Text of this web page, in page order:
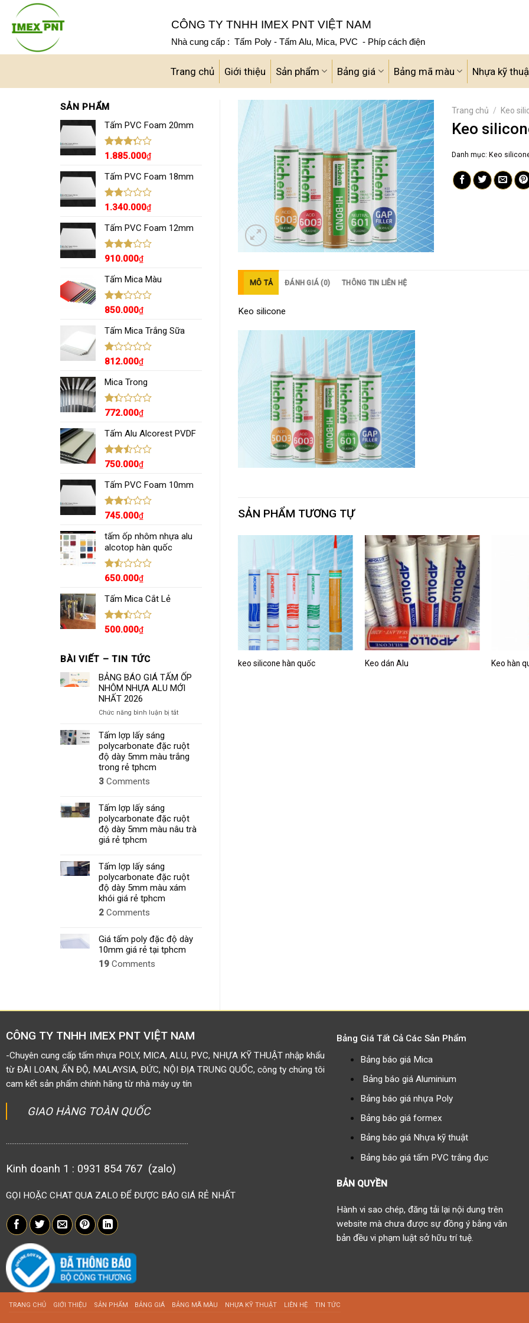
content
CÔNG TY TNHH IMEX PNT VIỆT NAM
Nhà cung cấp : Tấm Poly - Tấm Alu, Mica, PVC - Phíp cách điện
Trang chủ Giới thiệu Sản phẩm Bảng giá Bảng mã màu Nhựa kỹ
SẢN PHẨM
Tấm PVC Foam 20mm
Được
hạng
3.29
sao
1.885.000₫
Tấm PVC Foam 18mm
Được
hạng
1.80
5
sao
1.340.000₫
Tấm PVC Foam 12mm
Được
hạng
2.92
sao
910.000₫
Tấm Mica Màu
Được
hạng
2.15
5
sao
850.000₫
Tấm Mica Trắng Sữa
Được
hạng
5
sao
812.000₫
Mica Trong
Được
hạng
1.38
5
sao
772.000₫
Tấm Alu Alcorest PVDF
Được
hạng
2.46
5 sao
750.000₫
Tấm PVC Foam 10mm
Được
hạng
2.36
5 sao
745.000₫
tấm ốp nhôm nhựa alu
alcotop hàn quốc
Được
hạng
1.50
5
sao
650.000₫
Tấm Mica Cắt Lẻ
Được
2.43
500.000₫
BÀI VIẾT – TIN TỨC
BẢNG BÁO GIÁ TẤM ỐP
NHÔM NHỰA ALU MỚI
NHẤT 2026
Chức năng bình luận bị tắtở
GIÁ
TẤM
ỐP
2026
Tấm lợp lấy sáng
polycarbonate đặc ruột
độ dày 5mm màu trắng
trong rẻ tphcm
3 Comments
Tấm lợp lấy sáng
polycarbonate đặc ruột
độ dày 5mm màu nâu trà
giá rẻ tphcm
Tấm lợp lấy sáng
polycarbonate đặc ruột
độ dày 5mm màu xám
khói giá rẻ tphcm
2 Comments
Giá tấm poly đặc độ dày
10mm giá rẻ tại tphcm
19 Comments
Trang chủ / Keo
Keo
Danh mục: Keo
MÔ TẢ ĐÁNH GIÁ (0) THÔNG TIN LIÊN HỆ
Keo silicone
SẢN PHẨM TƯƠNG TỰ
keo silicone hàn quốc Keo dán Alu Keo hàn
CÔNG TY TNHH IMEX PNT VIỆT NAM
-Chuyên cung cấp tấm nhựa POLY, MICA, ALU, PVC, NHỰA KỸ THUẬT nhập khẩu
từ ĐÀI LOAN, ẤN ĐỘ, MALAYSIA, ĐỨC, NỘI ĐỊA TRUNG QUỐC, công ty chúng tôi
cam kết sản phẩm chính hãng từ nhà máy uy tín
GIAO HÀNG TOÀN QUỐC
Kinh doanh 1 : 0931 854 767 (zalo)
GỌI HOẶC CHAT QUA ZALO ĐỂ ĐƯỢC BÁO GIÁ RẺ NHẤT
Bảng Giá Tất Cả Các Sản Phẩm
Bảng báo giá Mica
Bảng báo giá Aluminium
Bảng báo giá nhựa Poly
Bảng báo giá formex
Bảng báo giá Nhựa kỹ thuật
Bảng báo giá tấm PVC trắng đục
BẢN QUYỀN
Hành vi sao chép, đăng tải lại nội dung trên
website mà chưa được sự đồng ý bằng văn
bản đều vi phạm luật sở hữu trí tuệ.
TRANG CHỦ GIỚI THIỆU SẢN PHẨM BẢNG GIÁ BẢNG MÃ MÀU NHỰA KỸ THUẬT LIÊN HỆ TIN TỨC